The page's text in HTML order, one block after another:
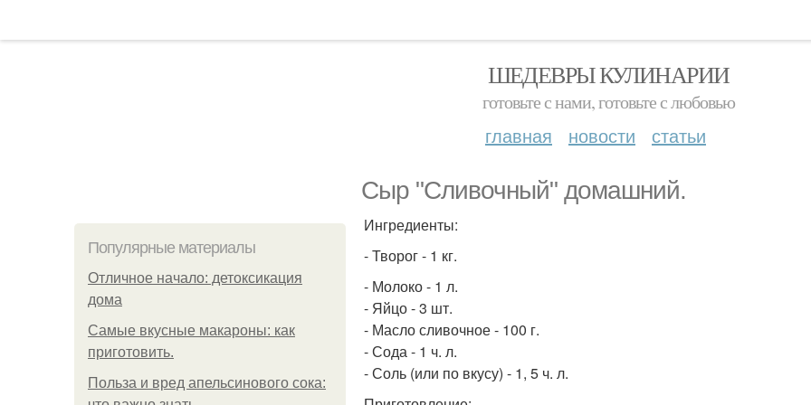
ШЕДЕВРЫ КУЛИНАРИИ
готовьте с нами, готовьте с любовью
главная новости статьи
Сыр "Сливочный" домашний.
Популярные материалы
Отличное начало: детоксикация
дома
Самые вкусные макароны: как
приготовить.
Польза и вред апельсинового сока:
Ингредиенты:
- Творог - 1 кг.
- Молоко - 1 л.
- Яйцо - 3 шт.
- Масло сливочное - 100 г.
- Сода - 1 ч. л.
- Соль (или по вкусу) - 1, 5 ч. л.